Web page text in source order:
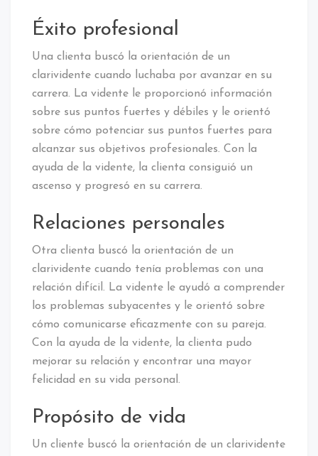
Éxito profesional
Una clienta buscó la orientación de un
clarividente cuando luchaba por avanzar en su
carrera. La vidente le proporcionó información
sobre sus puntos fuertes y débiles y le orientó
sobre cómo potenciar sus puntos fuertes para
alcanzar sus objetivos profesionales. Con la
ayuda de la vidente, la clienta consiguió un
ascenso y progresó en su carrera.
Relaciones personales
Otra clienta buscó la orientación de un
clarividente cuando tenía problemas con una
relación difícil. La vidente le ayudó a comprender
los problemas subyacentes y le orientó sobre
cómo comunicarse eficazmente con su pareja.
Con la ayuda de la vidente, la clienta pudo
mejorar su relación y encontrar una mayor
felicidad en su vida personal.
Propósito de vida
Un cliente buscó la orientación de un clarividente